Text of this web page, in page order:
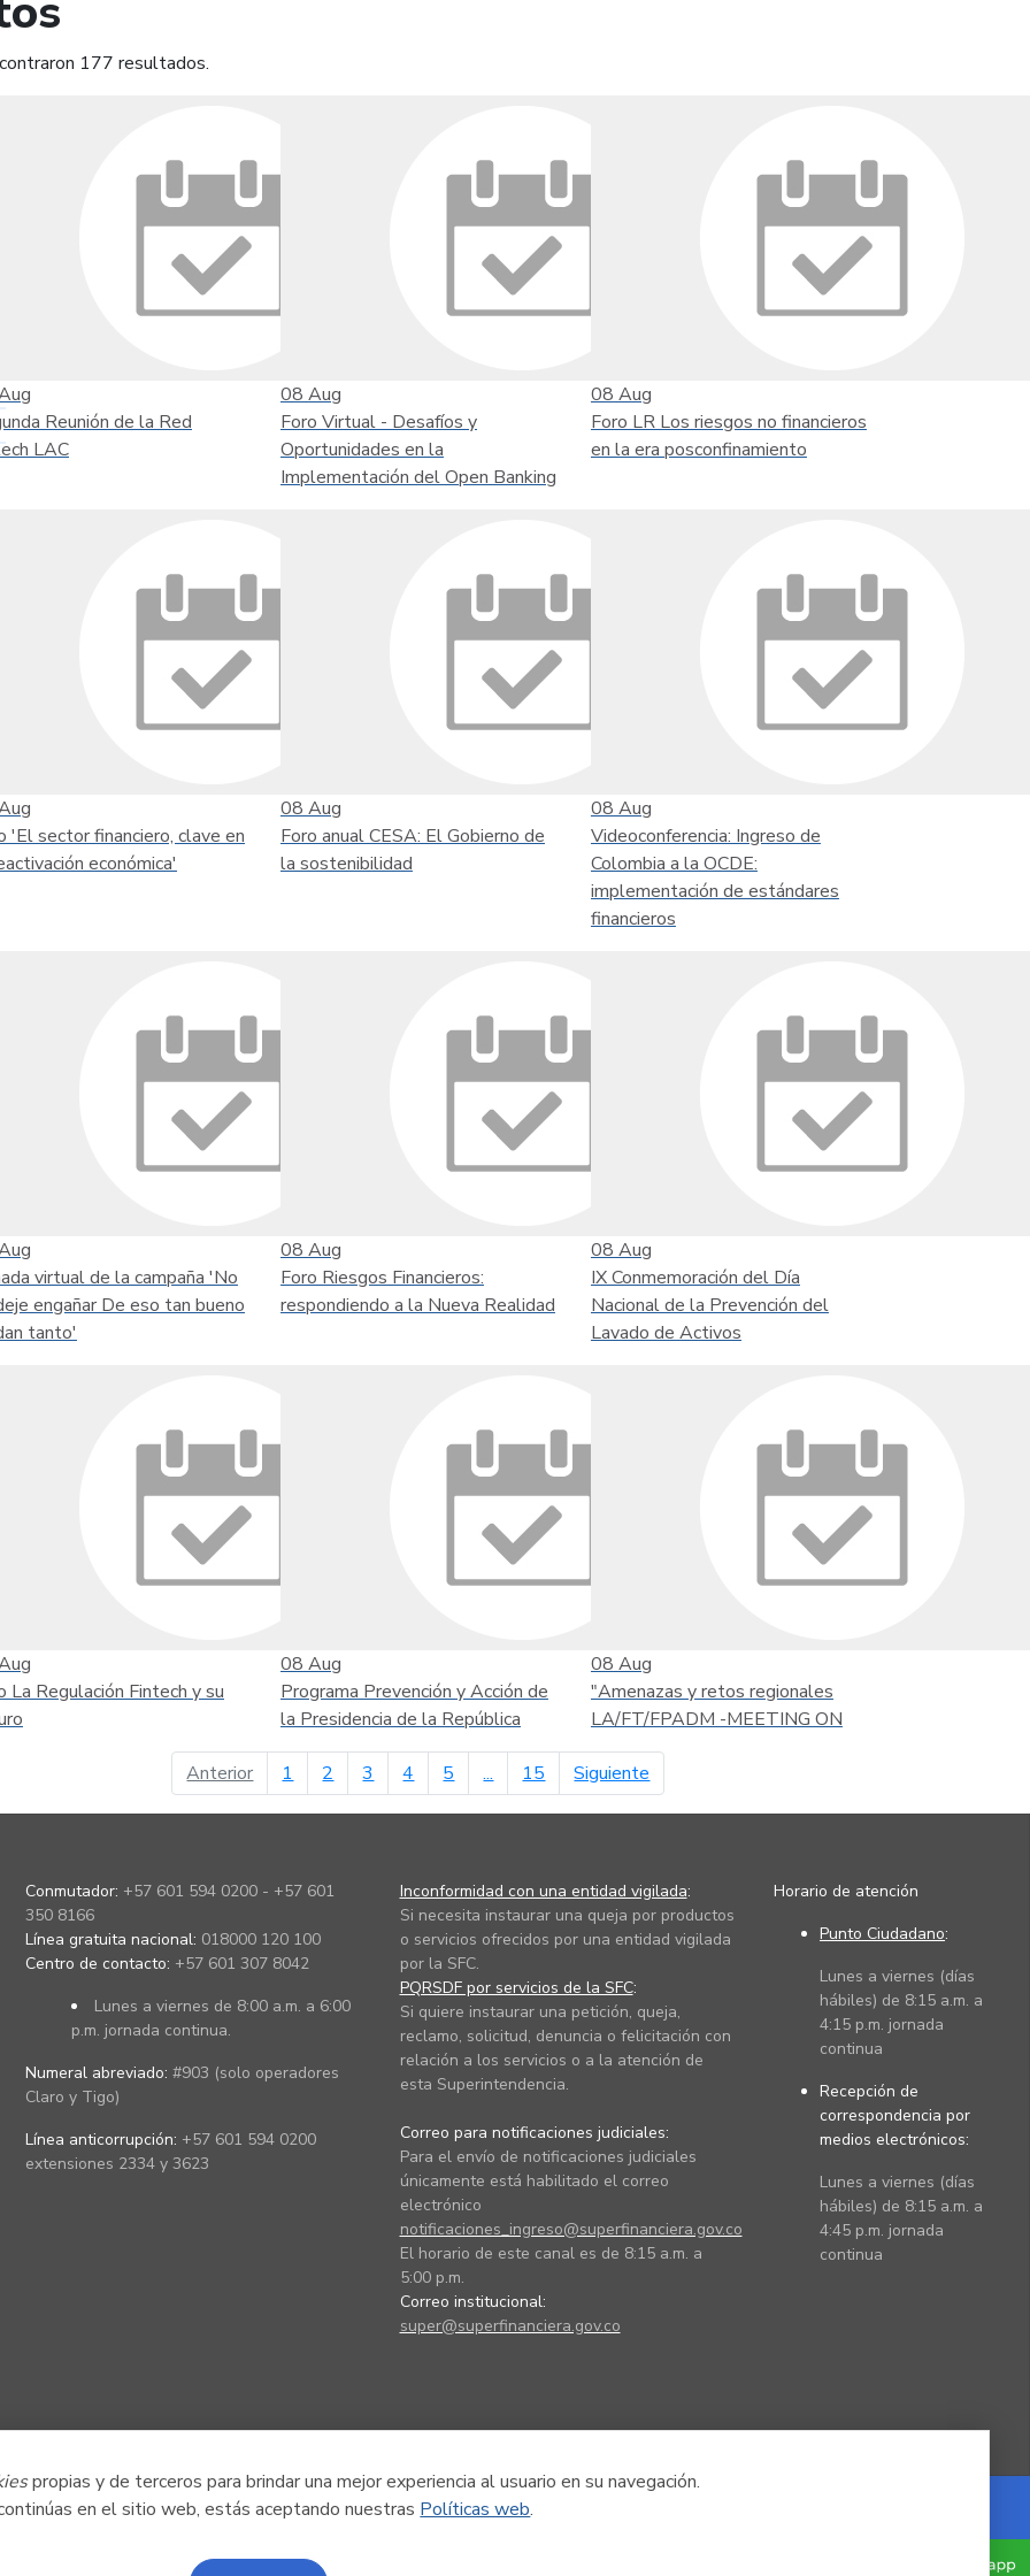
propias y de terceros para brindar una mejor experiencia al usuario en su navegación.
en el sitio web, estás aceptando nuestras Políticas web.
177 resultados.
Reunión de la Red
LAC
08 Aug
Foro Virtual - Desafíos y
Oportunidades en la
Implementación del Open Banking
08 Aug
Foro LR Los riesgos no financieros
en la era posconfinamiento
'El sector financiero, clave en
económica'
08 Aug
Foro anual CESA: El Gobierno de
la sostenibilidad
08 Aug
Videoconferencia: Ingreso de
Colombia a la OCDE:
implementación de estándares
financieros
virtual de la campaña 'No
engañar De eso tan bueno
tanto'
08 Aug
Foro Riesgos Financieros:
respondiendo a la Nueva Realidad
08 Aug
IX Conmemoración del Día
Nacional de la Prevención del
Lavado de Activos
La Regulación Fintech y su
08 Aug
Programa Prevención y Acción de
la Presidencia de la República
08 Aug
"Amenazas y retos regionales
LA/FT/FPADM -MEETING ON
Anteriorpágina anterior
1 2 3 4 5 ... 15 Siguiente
Conmutador: +57 601 594 0200 - +57 601
350 8166
Línea gratuita nacional: 018000 120 100
Centro de contacto: +57 601 307 8042
Lunes a viernes de 8:00 a.m. a 6:00
p.m. jornada continua.
Numeral abreviado: #903 (solo operadores
Claro y Tigo)
Línea anticorrupción: +57 601 594 0200
extensiones 2334 y 3623
Inconformidad con una entidad vigilada:
Si necesita instaurar una queja por productos
o servicios ofrecidos por una entidad vigilada
por la SFC.
PQRSDF por servicios de la SFC:
Si quiere instaurar una petición, queja,
reclamo, solicitud, denuncia o felicitación con
relación a los servicios o a la atención de
esta Superintendencia.
Correo para notificaciones judiciales:
Para el envío de notificaciones judiciales
únicamente está habilitado el correo
electrónico
notificaciones_ingreso@superfinanciera.gov.co
El horario de este canal es de 8:15 a.m. a
5:00 p.m.
Correo institucional:
super@superfinanciera.gov.co
Horario de atención
Punto Ciudadano:
Lunes a viernes (días
hábiles) de 8:15 a.m. a
4:15 p.m. jornada
continua
Recepción de
correspondencia por
medios electrónicos:
Lunes a viernes (días
hábiles) de 8:15 a.m. a
4:45 p.m. jornada
continua
Powered by Nexura